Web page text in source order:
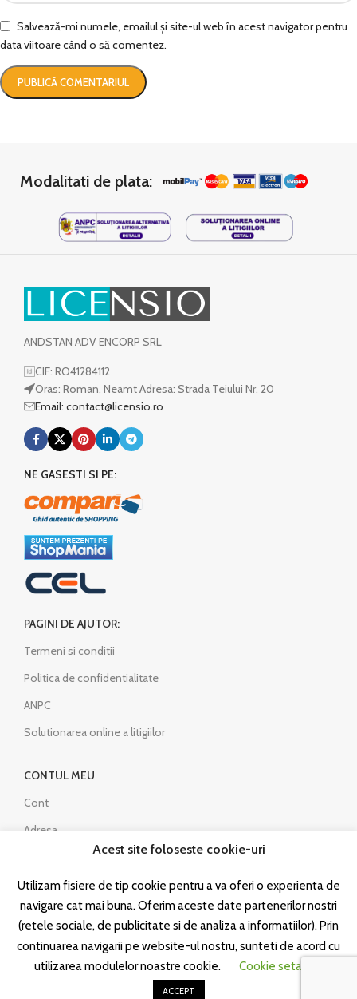
Salvează-mi numele, emailul și site-ul web în acest navigator pentru
data viitoare când o să comentez.
Modalitati de plata:
ANDSTAN ADV ENCORP SRL
CIF: RO41284112
Oras: Roman, Neamt Adresa: Strada Teiului Nr. 20
Email: contact@licensio.ro
NE GASESTI SI PE:
PAGINI DE AJUTOR:
Termeni si conditii
Politica de confidentialitate
ANPC
Solutionarea online a litigiilor
CONTUL MEU
Cont
Adresa
Comenzi
Contact
© 2025 Licensio.ro. Toate drepturile rezervate.
Acest site foloseste cookie-uri
Utilizam fisiere de tip cookie pentru a va oferi o experienta de
navigare cat mai buna. Oferim aceste date partenerilor nostri
(retele sociale, de publicitate si de analiza a informatiilor). Prin
continuarea navigarii pe website-ul nostru, sunteti de acord cu
utilizarea modulelor noastre cookie.
Cookie setari
ACCEPT